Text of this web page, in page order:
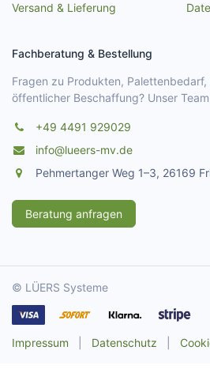
Versand & Lieferung
Fachberatung & Bestellung
Fragen zu Produkten,
öffentlicher Beschaffung? Unser
+49 4491 929029
info@lueers-mv.de
Pehmertanger Weg 1–3, 26169
Beratung anfragen
© LÜERS Systeme
Impressum Datenschutz